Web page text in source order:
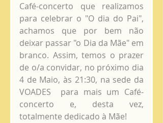
Café-concerto que realizamos
para celebrar o "O dia do Pai",
achamos que por bem não
deixar passar "o Dia da Mãe" em
branco. Assim, temos o prazer
de o/a convidar, no próximo dia
4 de Maio, às 21:30, na sede da
VOADES  para mais um Café-
concerto e, desta vez,
totalmente dedicado à Mãe!